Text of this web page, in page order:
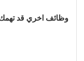
وظائف اخري قد